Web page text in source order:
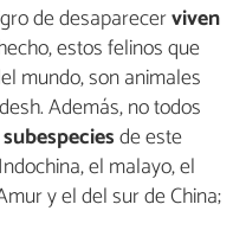
de desaparecerviven
estos felinos que
mundo, son animales
Además, no todos
de este
el malayo, el
y el del sur de China;